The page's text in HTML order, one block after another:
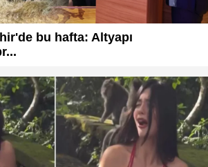
bu hafta: Altyapı